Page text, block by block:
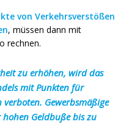
von Verkehrsverstößen
, müssen dann mit
rechnen.
zu erhöhen, wird das
mit Punkten für
Gewerbsmäßige
Geldbuße bis zu